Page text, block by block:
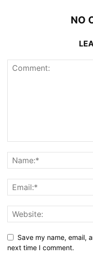
NO
Save my name, email,
next time I comment.